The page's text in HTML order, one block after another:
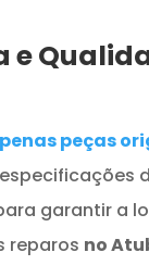
e
peças
garantir a
reparos no